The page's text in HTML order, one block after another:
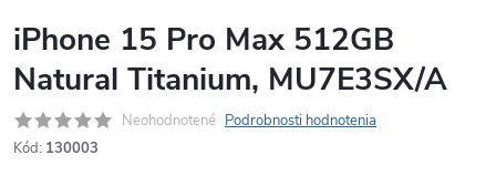
iPhone 15 Pro Max 512GB
Natural Titanium, MU7E3SX/A
Neohodnotené Podrobnosti hodnotenia
Kód: 130003